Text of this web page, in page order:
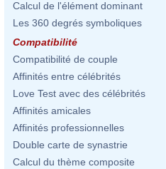
Calcul de l'élément dominant
Les 360 degrés symboliques
Compatibilité
Compatibilité de couple
Affinités entre célébrités
Love Test avec des célébrités
Affinités amicales
Affinités professionnelles
Double carte de synastrie
Calcul du thème composite